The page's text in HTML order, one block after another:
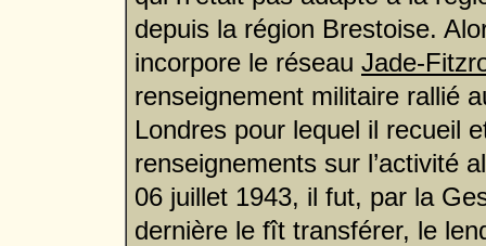
depuis la région Brestoise.
incorpore le réseau Jade-
renseignement militaire rallié
Londres pour lequel il recueil
renseignements sur l’activité
06 juillet 1943, il fut, par la
dernière le fît transférer, le